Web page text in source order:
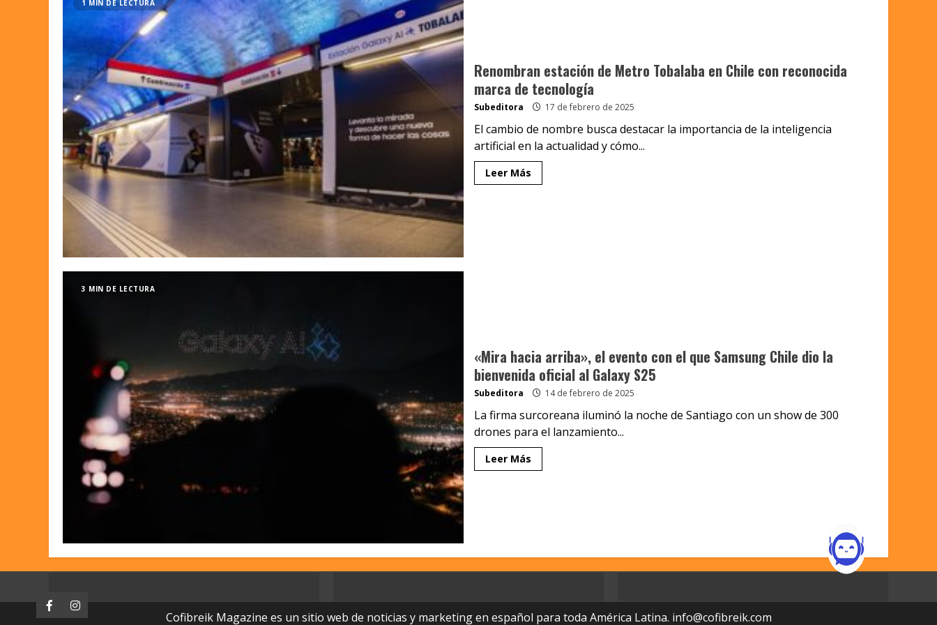
1 MIN DE LECTURA
Renombran estación de Metro Tobalaba en Chile con reconocida
marca de tecnología
Subeditora 17 de febrero de 2025
El cambio de nombre busca destacar la importancia de la inteligencia
artificial en la actualidad y cómo...
Leer Más
3 MIN DE LECTURA
«Mira hacia arriba», el evento con el que Samsung Chile dio la
bienvenida oficial al Galaxy S25
Subeditora 14 de febrero de 2025
La firma surcoreana iluminó la noche de Santiago con un show de 300
drones para el lanzamiento...
Leer Más
FacebookInstagram Cofibreik Magazine es un sitio web de noticias y marketing en español para toda América Latina. info@cofibreik.com